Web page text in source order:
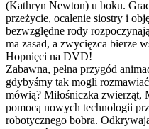
(Kathryn Newton) u boku.
przeżycie, ocalenie siostry i
bezwzględne rody
ma zasad, a zwycięzca bierze
Hopnięci na DVD!
Zabawna, pełna przygód
gdybyśmy tak mogli
mówią? Miłośniczka zwierząt,
pomocą nowych technologii
robotycznego bobra.